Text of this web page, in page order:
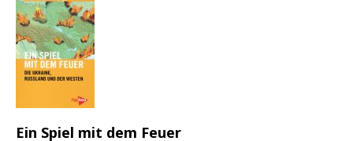
Ein Spiel mit dem Feuer